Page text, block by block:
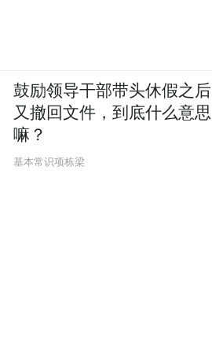
鼓励领导干部带头休假之后
又撤回文件，到底什么意思
嘛？
基本常识项栋梁